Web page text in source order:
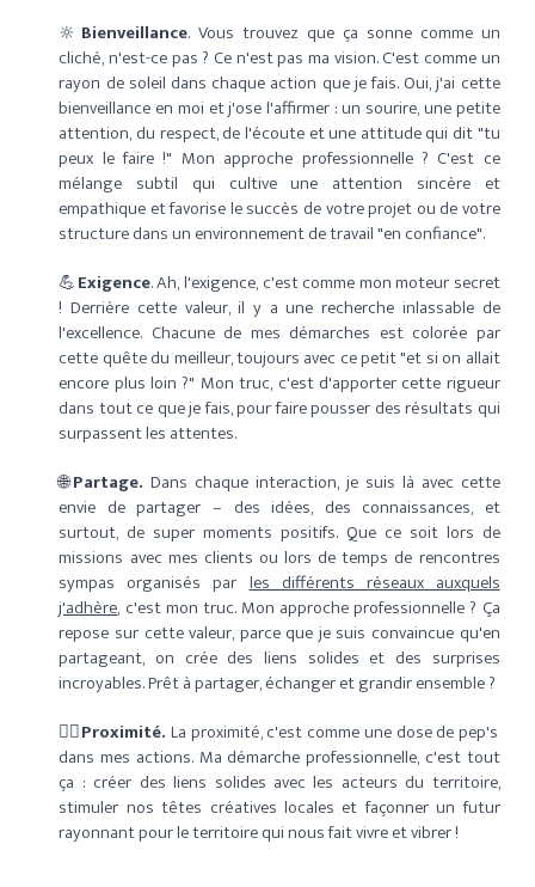
🔆 Bienveillance. Vous trouvez que ça sonne comme un
cliché, n'est-ce pas ? Ce n'est pas ma vision. C'est comme un
rayon de soleil dans chaque action que je fais. Oui, j'ai cette
bienveillance en moi et j'ose l'affirmer : un sourire, une petite
attention, du respect, de l'écoute et une attitude qui dit "tu
peux le faire !" Mon approche professionnelle ? C'est ce
mélange subtil qui cultiveune attention sincère et
empathique etfavorisele succès de votre projet ou de votre
structure dansun environnement de travail"en confiance".
💪Exigence.Ah, l'exigence, c'est comme mon moteur secret
! Derrière cette valeur, il y a une recherche inlassable de
l'excellence. Chacune de mes démarches est colorée par
cette quête du meilleur, toujours avec ce petit "et si on allait
encore plus loin ?" Mon truc, c'est d'apporter cette rigueur
dans tout ce que je fais, pour faire pousser des résultats qui
surpassent les attentes.
🌐Partage. Dans chaque interaction, je suis là avec cette
envie de partager – des idées, des connaissances, et
surtout, de super moments positifs. Que ce soit lors de
missions avec mes clients ou lors de temps de rencontres
sympas organisés parles différents réseaux auxquels
j'adhère, c'est mon truc. Mon approche professionnelle ? Ça
repose sur cette valeur, parce que je suis convaincue qu'en
partageant, on crée des liens solides et des surprises
incroyables. Prêt à partager, échanger et grandir ensemble ?
🚴‍♀️Proximité. La proximité, c'est comme une dose de pep's
dans mes actions. Ma démarche professionnelle, c'est tout
ça : créer des liens solides avec les acteurs du territoire,
stimuler nos têtes créatives locales et façonner un futur
rayonnantpour le territoire qui nous fait vivre et vibrer !